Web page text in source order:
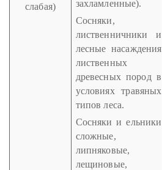
слабая)
захламленные).
Сосняки,
лиственничники и
лесные насаждения
лиственных
древесных пород в
условиях травяных
типов леса.
Сосняки и ельники
сложные,
липняковые,
лещиновые,